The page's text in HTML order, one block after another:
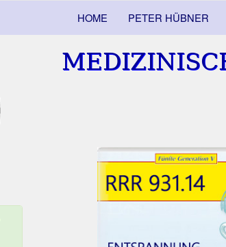
HOME PETER HÜBNER